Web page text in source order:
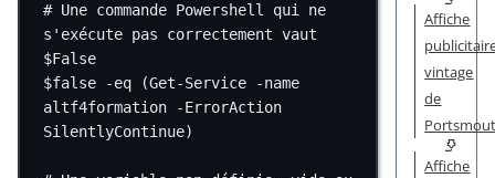
# Une commande Powershell qui ne
s'exécute pas correctement vaut
$False
$false
-eq (Get-Service -name
altf4formation
-ErrorAction
SilentlyContinue)
Affiche
vintage
de
Affiche